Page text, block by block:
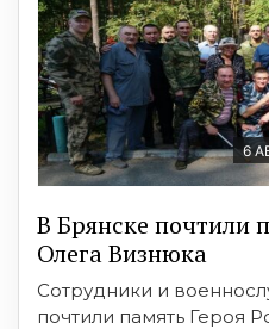
6
В Брянске почтили
Олега Визнюка
Сотрудники и
почтили память Героя